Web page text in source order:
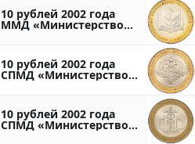
10 рублей 2002 года
ММД «Министерство
образования»
10 рублей 2002 года
СПМД «Министерство
иностранных дел»
10 рублей 2002 года
СПМД «Министерство
финансов»